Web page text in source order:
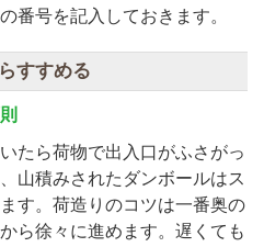
番号を記入しておきます。
すすめる
たら荷物で出入口がふさがっ
山積みされたダンボールはス
す。荷造りのコツは一番奥の
ら徐々に進めます。遅くても